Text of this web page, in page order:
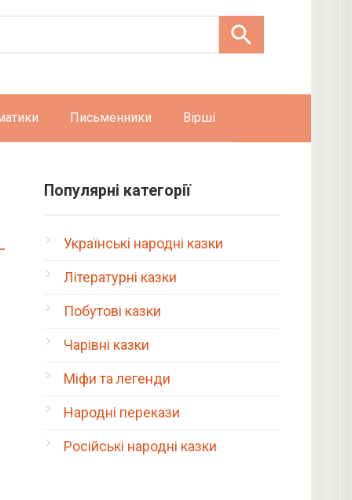
Письменники Вірші
Популярні категорії
Українські народні казки
Літературні казки
Побутові казки
Чарівні казки
Міфи та легенди
Народні перекази
Російські народні казки